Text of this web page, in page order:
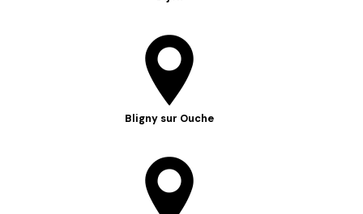
Bligny sur Ouche